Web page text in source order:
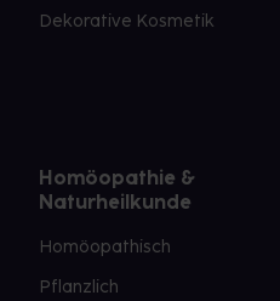
Dekorative Kosmetik
Homöopathie &
Naturheilkunde
Homöopathisch
Pflanzlich